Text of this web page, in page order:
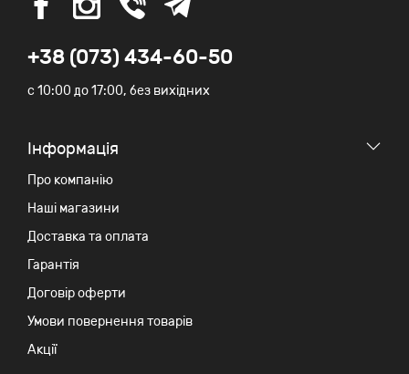
+38 (073) 434-60-50
c 10:00 до 17:00, без вихідних
Iнформація
Про компанію
Наші магазини
Доставка та оплата
Гарантія
Договір оферти
Умови повернення товарів
Акції